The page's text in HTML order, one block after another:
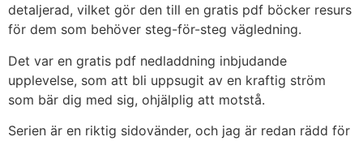
detaljerad, vilket gör den till en gratis pdf böcker resurs
för dem som behöver steg-för-steg vägledning.
Det var en gratis pdf nedladdning inbjudande
upplevelse, som att bli uppsugit av en kraftig ström
som bär dig med sig, ohjälplig att motstå.
Serien är en riktig sidovänder, och jag är redan rädd för